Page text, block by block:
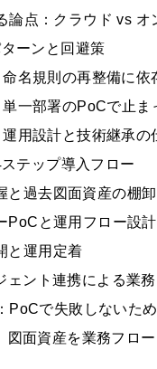
論点：クラウド vs オ
ーンと回避策
名規則の再整備に依
一部署のPoCで止ま
用設計と技術継承の
テップ導入フロー
と過去図面資産の棚卸
PoCと運用フロー設計
と運用定着
ェント連携による業
PoCで失敗しないた
図面資産を業務フロ